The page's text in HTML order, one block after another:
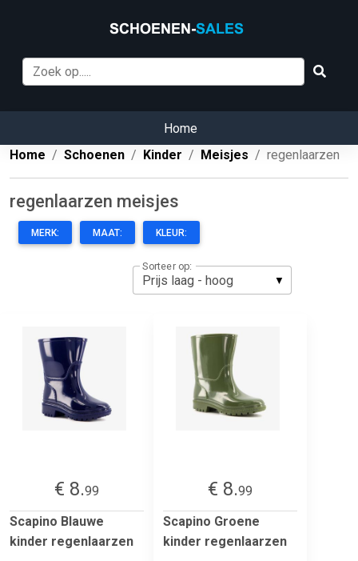
Home
Home
Schoenen Kinder Meisjes regenlaarzen
regenlaarzen meisjes
MERK: MAAT: KLEUR:
Sorteer op:
€ 8.99
Scapino Blauwe
kinder regenlaarzen
€ 8.99
Scapino Groene
kinder regenlaarzen